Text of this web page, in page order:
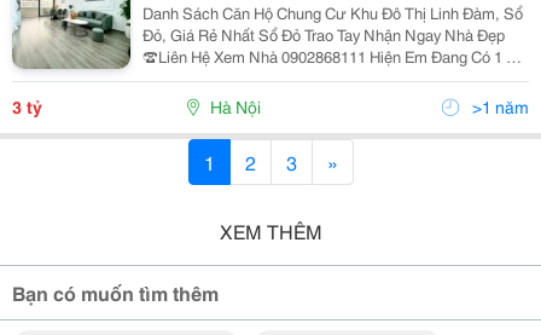
Danh Sách Căn Hộ Chung Cư Khu Đô Thị Linh Đàm, Sổ
Đỏ, Giá Rẻ Nhất Sổ Đỏ Trao Tay Nhận Ngay Nhà Đẹp
☎️Liên Hệ Xem Nhà 0902868111 Hiện Em Đang Có 1 Số
Căn Có Sổ Ở Linh Đàm, Cụ Thể Như Sau : 1. Rice City -
Toà Bắc 54M2, 2 Ngủ, 1Wc Full Đồ Sổ Đầy...
3 tỷ Hà Nội >1 năm
1 2 3 »
XEM THÊM
Bạn có muốn tìm thêm